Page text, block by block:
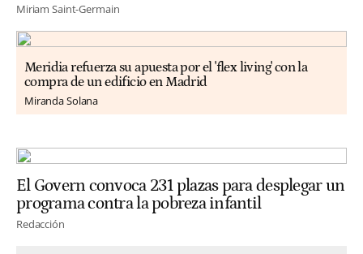
Miriam Saint-Germain
Meridia refuerza su apuesta por el 'flex living' con la
compra de un edificio en Madrid
Miranda Solana
El Govern convoca 231 plazas para desplegar un
programa contra la pobreza infantil
Redacción